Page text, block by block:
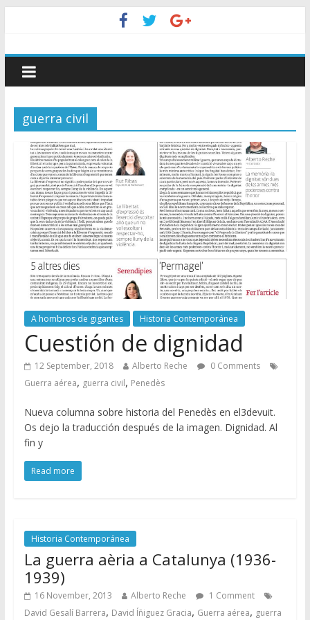
guerra civil
A hombros de gigantes Historia Contemporánea
Cuestión de dignidad
12 September, 2018 Alberto Reche
0 Comments
Guerra aérea, guerra civil, Penedès
Nueva columna sobre historia del Penedès en el3devuit.
Os dejo la traducción después de la imagen. Dignidad. Al
fin y
Read more
Historia Contemporánea
La guerra aèria a Catalunya (1936-
1939)
16 November, 2013 Alberto Reche
1 Comment
David Gesalí Barrera, David Íñiguez Gracia, Guerra aérea, guerra